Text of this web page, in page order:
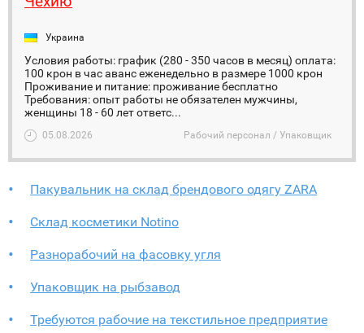
Украина
Условия работы: график (280 - 350 часов в месяц) оплата:
100 крон в час аванс еженедельно в размере 1000 крон
Проживание и питание: проживание бесплатно
Требования: опыт работы не обязателен мужчины,
женщины 18 - 60 лет ответс...
05.08.2026 Рабочий персонал / Упаковщик
Пакувальник на склад брендового одягу ZARA
Склад косметики Notino
Разнорабочий на фасовку угля
Упаковщик на рыбзавод
Требуются рабочие на текстильное предприятие